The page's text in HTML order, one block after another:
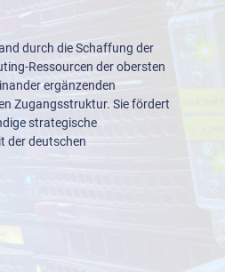
durch die Schaffung der
Ressourcen der obersten
ergänzenden
Zugangsstruktur. Sie fördert
strategische
der deutschen